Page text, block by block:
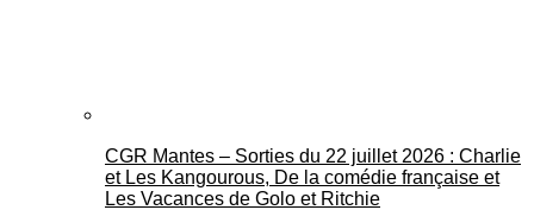
CGR Mantes – Sorties du 22 juillet 2026 : Charlie
et Les Kangourous, De la comédie française et
Les Vacances de Golo et Ritchie